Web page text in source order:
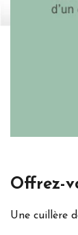
Offrez-
Une cuillère